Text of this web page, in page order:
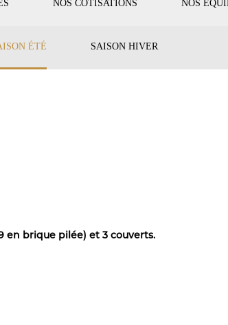
NOS COTISATIONS NOS
ÉTÉ SAISON HIVER
en brique pilée) et 3 couverts.